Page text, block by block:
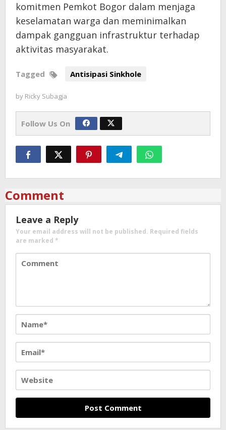
komitmen Pemkot Bogor dalam menjaga
keselamatan warga dan meminimalkan
dampak gangguan infrastruktur terhadap
aktivitas masyarakat.
Tagged Antisipasi Sinkhole
by Ricky Subagja
Follow Us On
Comment
Leave a Reply
Your email address will not be published. Required fields
are marked *